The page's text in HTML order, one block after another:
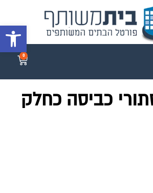
פתח
0
כביסה כחלק